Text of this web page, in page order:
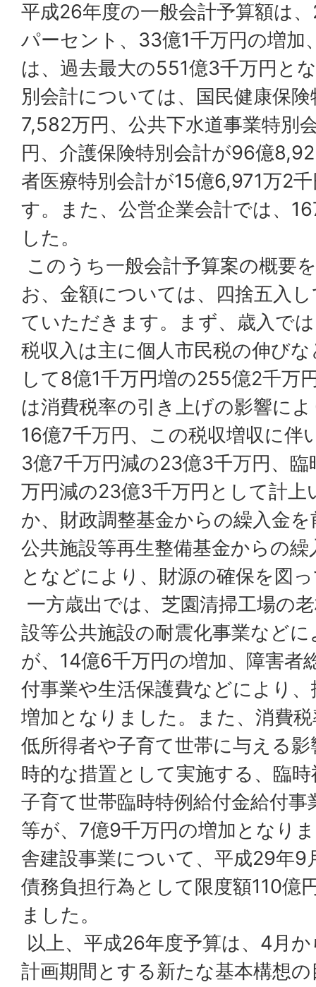
平成26年度の一般会計予算額は
パーセント、33億1千万円の増加
は、過去最大の551億3千万円と
別会計については、国民健康保
7,582万円、公共下水道事業特別
円、介護保険特別会計が96億
者医療特別会計が15億6,971万2
す。また、公営企業会計では、
した。
このうち一般会計予算案の概要
お、金額については、四捨五入
ていただきます。まず、歳入で
税収入は主に個人市民税の伸び
して8億1千万円増の255億2千万
は消費税率の引き上げの影響に
16億7千万円、この税収増収に伴
3億7千万円減の23億3千万円、
万円減の23億3千万円として計
か、財政調整基金からの繰入金
公共施設等再生整備基金からの
となどにより、財源の確保を図
一方歳出では、芝園清掃工場の
設等公共施設の耐震化事業など
が、14億6千万円の増加、障害者
付事業や生活保護費などにより
増加となりました。また、消費
低所得者や子育て世帯に与える
時的な措置として実施する、臨
子育て世帯臨時特例給付金給付
等が、7億9千万円の増加となり
舎建設事業について、平成29年9
債務負担行為として限度額110億
ました。
以上、平成26年度予算は、4月
計画期間とする新たな基本構想